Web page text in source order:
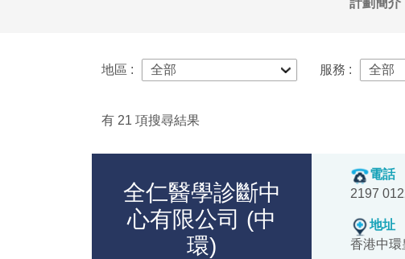
計劃簡介
地區 : 服務 :
有 21 項搜尋結果
全仁醫學診斷中
心有限公司 (中
環)
電話
2197
地址
香港中環